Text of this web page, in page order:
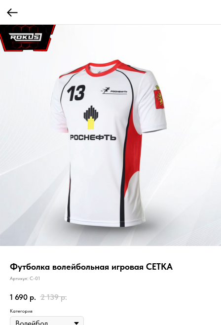
Футболка волейбольная игровая СЕТКА
Артикул: С-01
1 690 р. 2 139 р.
Категория